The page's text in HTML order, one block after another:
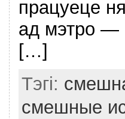
працуеце
ад мэтро —
[…]
Тэгі:
смешные